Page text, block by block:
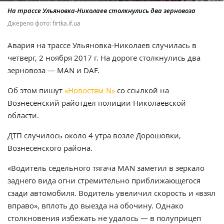
На трассе Ульяновка-Николаев столкнулись два зерновоза
Джерело фото: firtka.if.ua
Авария на трассе Ульяновка-Николаев случилась в
четверг, 2 ноября 2017 г. На дороге столкнулись два
зерновоза — MAN и DAF.
Об этом пишут «Новостям-N» со ссылкой на
Вознесенский райотдел полиции Николаевской
области.
ДТП случилось около 4 утра возле Дорошовки,
Вознесенского района.
«Водитель седельного тягача MAN заметил в зеркало
заднего вида огни стремительно приближающегося
сзади автомобиля. Водитель увеличил скорость и «взял
вправо», вплоть до выезда на обочину. Однако
столкновения избежать не удалось — в полуприцеп